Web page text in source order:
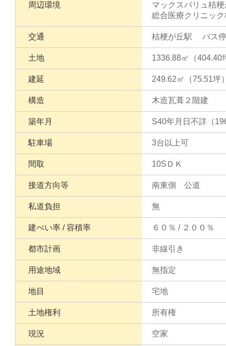
周辺環境
マックスバリュ桔
総合医療クリニッ
交通 桔梗が丘駅 バス
土地 1336.88㎡（404.40
建延 249.62㎡（75.51坪
構造 木造瓦葺２階建
築年月 S40年月日不詳（
駐車場 3台以上可
間取 10SＤＫ
接道方向等 南東側 公道
私道負担 無
建ぺい率 / 容積率 ６０％ / ２００％
都市計画 非線引き
用途地域 無指定
地目 宅地
土地権利 所有権
現況 空家